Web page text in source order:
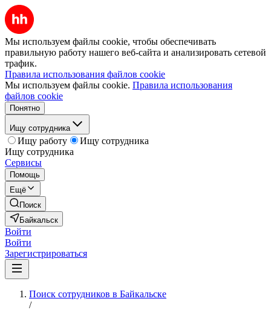
Мы используем файлы cookie, чтобы обеспечивать
правильную работу нашего веб-сайта и анализировать сетевой
трафик.
Правила использования файлов cookie
Мы используем файлы cookie. Правила использования
файлов cookie
Понятно
Ищу сотрудника
Ищу работу
Ищу сотрудника
Ищу сотрудника
Сервисы
Помощь
Ещё
Поиск
Байкальск
Войти
Войти
Зарегистрироваться
Поиск сотрудников в Байкальске
/